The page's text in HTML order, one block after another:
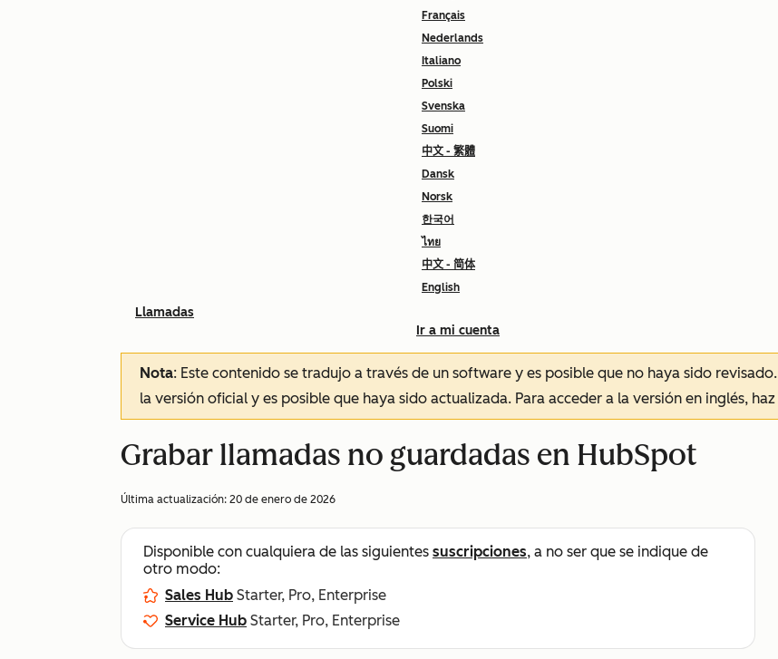
Français
Nederlands
Italiano
Polski
Svenska
Suomi
中文 - 繁體
Dansk
Norsk
한국어
ไทย
中文 - 简体
English
Ir a mi cuenta
Llamadas
Nota: Este contenido se tradujo a través de un software y es posible que no haya sido revisado.
la versión oficial y es posible que haya sido actualizada. Para acceder a la versión en inglés, haz
Grabar llamadas no guardadas en HubSpot
Última actualización: 20 de enero de 2026
Disponible con cualquiera de las siguientes suscripciones, a no ser que se indique de
otro modo:
Sales Hub Starter, Pro, Enterprise
Service Hub Starter, Pro, Enterprise